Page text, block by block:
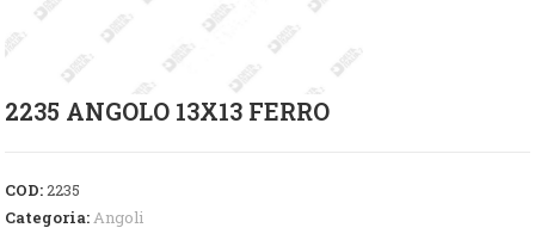
2235 ANGOLO 13X13 FERRO
COD:2235
Categoria:Angoli